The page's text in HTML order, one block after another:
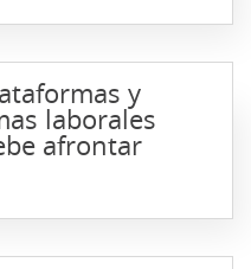
y
laborales
afrontar